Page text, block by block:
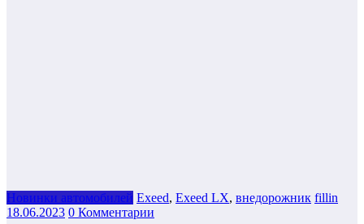
Новинки автомобилей Exeed, Exeed LX, внедорожник fillin
18.06.2023 0 Комментарии